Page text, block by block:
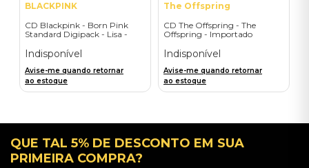
BLACKPINK
CD Blackpink - Born Pink
Standard Digipack - Lisa -
Indisponível
Avise-me quando retornar
ao estoque
The Offspring
CD The Offspring - The
Offspring - Importado
Indisponível
Avise-me quando retornar
ao estoque
QUE TAL 5% DE DESCONTO EM SUA
PRIMEIRA COMPRA?